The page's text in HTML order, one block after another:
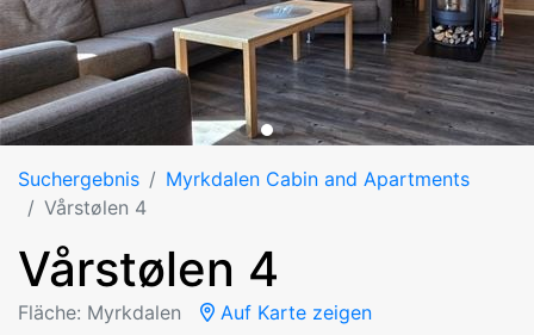
Suchergebnis
Myrkdalen Cabin and Apartments
Vårstølen 4
Vårstølen 4
Fläche: Myrkdalen Auf Karte zeigen